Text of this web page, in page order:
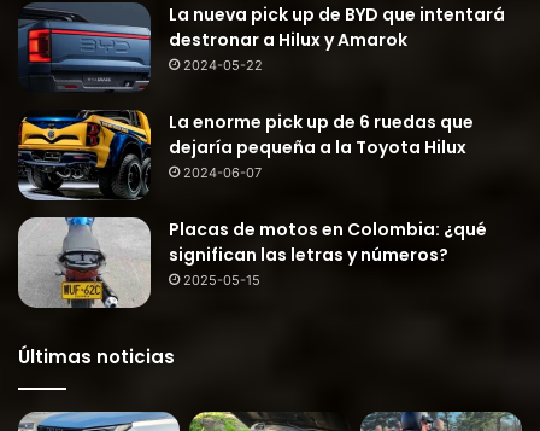
La nueva pick up de BYD que intentará
destronar a Hilux y Amarok
2024-05-22
La enorme pick up de 6 ruedas que
dejaría pequeña a la Toyota Hilux
2024-06-07
Placas de motos en Colombia: ¿qué
significan las letras y números?
2025-05-15
Últimas noticias